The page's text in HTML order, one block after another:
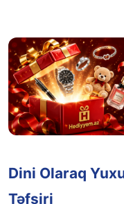
Dini Olaraq
Təfsiri